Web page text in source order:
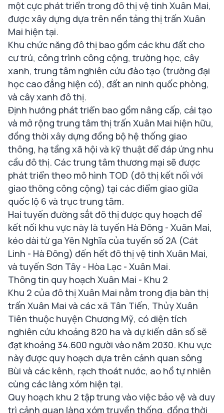
một cực phát triển trong đô thị vệ tinh Xuân Mai,
được xây dựng dựa trên nền tảng thị trấn Xuân
Mai hiện tại.
Khu chức năng đô thị bao gồm các khu đất cho
cư trú, công trình công cộng, trường học, cây
xanh, trung tâm nghiên cứu đào tạo (trường đại
học cao đẳng hiện có), đất an ninh quốc phòng,
và cây xanh đô thị.
Định hướng phát triển bao gồm nâng cấp, cải tạo
và mở rộng trung tâm thị trấn Xuân Mai hiện hữu,
đồng thời xây dựng đồng bộ hệ thống giao
thông, hạ tầng xã hội và kỹ thuật để đáp ứng nhu
cầu đô thị. Các trung tâm thương mại sẽ được
phát triển theo mô hình TOD (đô thị kết nối với
giao thông công cộng) tại các điểm giao giữa
quốc lộ 6 và trục trung tâm.
Hai tuyến đường sắt đô thị được quy hoạch để
kết nối khu vực này là tuyến Hà Đông - Xuân Mai,
kéo dài từ ga Yên Nghĩa của tuyến số 2A (Cát
Linh - Hà Đông) đến hết đô thị vệ tinh Xuân Mai,
và tuyến Sơn Tây - Hòa Lạc - Xuân Mai.
Thông tin quy hoạch Xuân Mai - Khu 2
Khu 2 của đô thị Xuân Mai nằm trong địa bàn thị
trấn Xuân Mai và các xã Tân Tiến, Thủy Xuân
Tiên thuộc huyện Chương Mỹ, có diện tích
nghiên cứu khoảng 820 ha và dự kiến dân số sẽ
đạt khoảng 34.600 người vào năm 2030. Khu vực
này được quy hoạch dựa trên cảnh quan sông
Bùi và các kênh, rạch thoát nước, ao hồ tự nhiên
cùng các làng xóm hiện tại.
Quy hoạch khu 2 tập trung vào việc bảo vệ và duy
trì cảnh quan làng xóm truyền thống, đồng thời